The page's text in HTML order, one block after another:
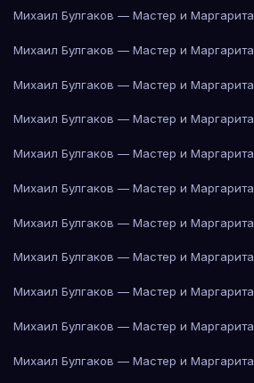
Михаил Булгаков — Мастер и Маргарита
Михаил Булгаков — Мастер и Маргарита
Михаил Булгаков — Мастер и Маргарита
Михаил Булгаков — Мастер и Маргарита
Михаил Булгаков — Мастер и Маргарита
Михаил Булгаков — Мастер и Маргарита
Михаил Булгаков — Мастер и Маргарита
Михаил Булгаков — Мастер и Маргарита
Михаил Булгаков — Мастер и Маргарита
Михаил Булгаков — Мастер и Маргарита
Михаил Булгаков — Мастер и Маргарита